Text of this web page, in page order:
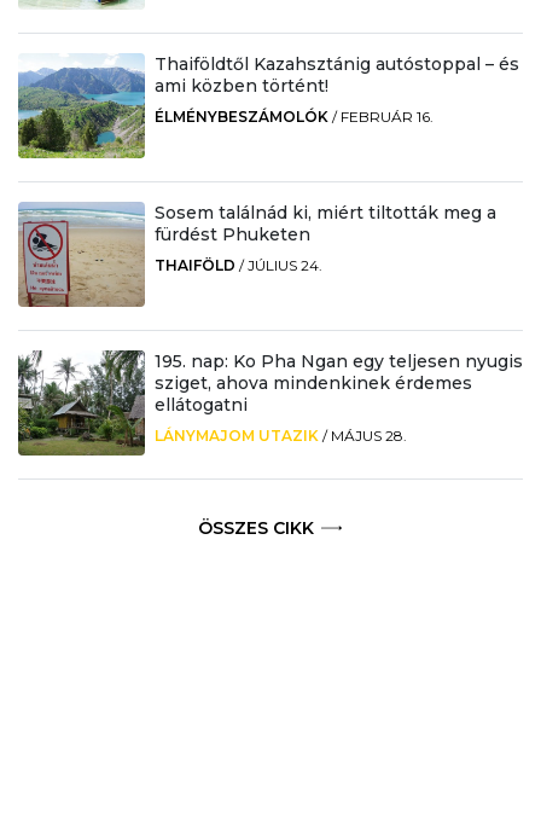
Thaiföldtől Kazahsztánig autóstoppal – és
ami közben történt!
ÉLMÉNYBESZÁMOLÓK / FEBRUÁR 16.
Sosem találnád ki, miért tiltották meg a
fürdést Phuketen
THAIFÖLD /JÚLIUS 24.
195. nap: Ko Pha Ngan egy teljesen nyugis
sziget, ahova mindenkinek érdemes
ellátogatni
LÁNYMAJOM UTAZIK / MÁJUS 28.
ÖSSZES CIKK